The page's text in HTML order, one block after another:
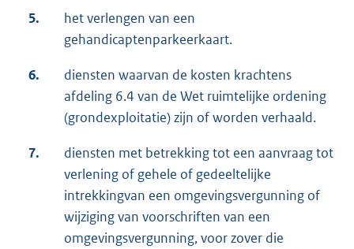
5.
het verlengen van een
gehandicaptenparkeerkaart.
6.
diensten waarvan de kosten krachtens
afdeling 6.4 van de Wet ruimtelijke ordening
(grondexploitatie) zijn of worden verhaald.
7.
diensten met betrekking tot een aanvraag tot
verlening of gehele of gedeeltelijke
intrekkingvan een omgevingsvergunning of
wijziging van voorschriften van een
omgevingsvergunning, voor zover die